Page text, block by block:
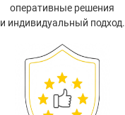
оперативные решения
и индивидуальный подход.